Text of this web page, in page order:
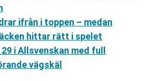
ifrån i toppen – medan
hittar rätt i spelet
i Allsvenskan med full
vägskäl